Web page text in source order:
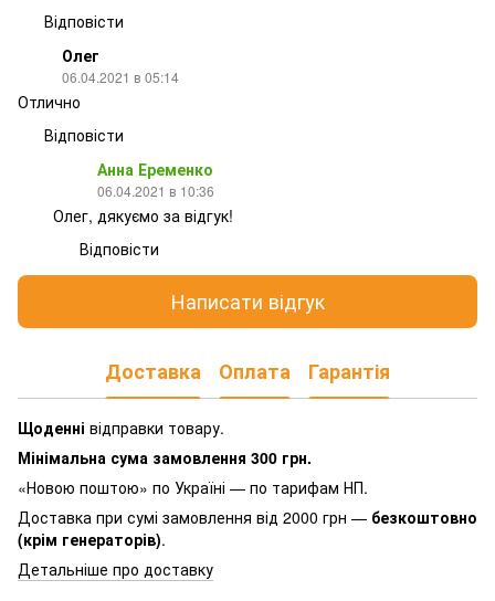
Відповісти
Олег
06.04.2021 в 05:14
Отлично
Відповісти
Анна Еременко
06.04.2021 в 10:36
Олег, дякуємо за відгук!
Відповісти
Написати відгук
Доставка Оплата Гарантія
Щоденні відправки товару.
Мінімальна сума замовлення 300 грн.
«Новою поштою» по Україні — по тарифам НП.
Доставка при сумі замовлення від 2000 грн — безкоштовно
(крім генераторів).
Детальніше про доставку